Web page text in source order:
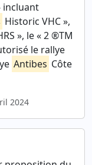
incluant
Historic VHC »,
», le « 2 ®TM
le rallye
Antibes Côte
2024